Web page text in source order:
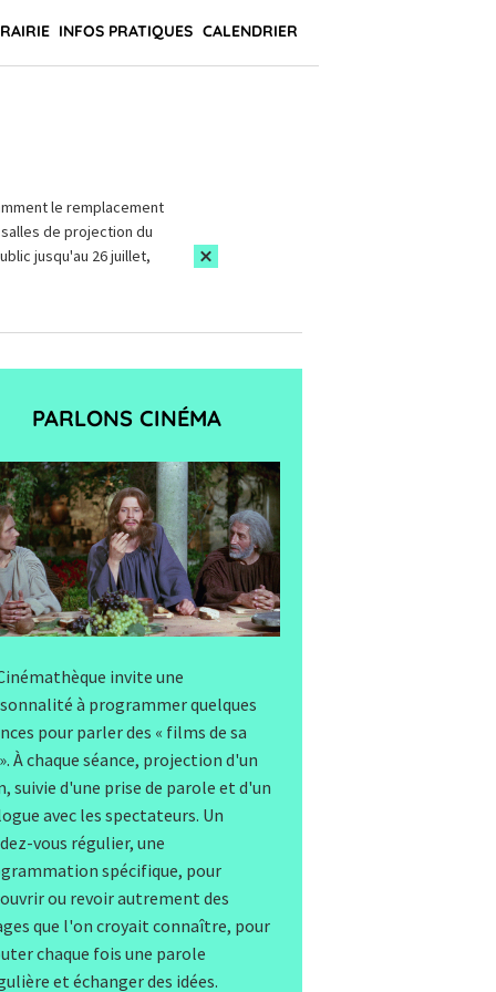
INFOS PRATIQUES CALENDRIER
le remplacement
de projection du
jusqu'au 26 juillet,
PARLONS CINÉMA
invite une
à programmer quelques
pour parler des « films de sa
À chaque séance, projection d'un
suivie d'une prise de parole et d'un
avec les spectateurs. Un
vous régulier, une
spécifique, pour
ou revoir autrement des
que l'on croyait connaître, pour
chaque fois une parole
et échanger des idées.